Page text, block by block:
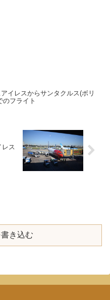
イレスからサンタクルス(ボリ
のフライト
ス
き込む